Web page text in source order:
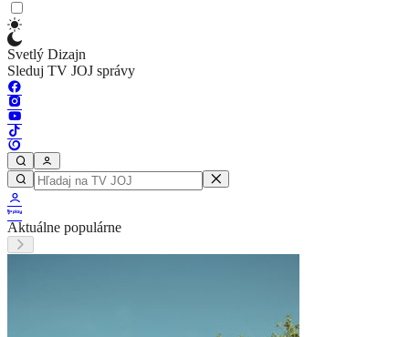
Svetlý Dizajn
Sleduj TV JOJ správy
Aktuálne populárne